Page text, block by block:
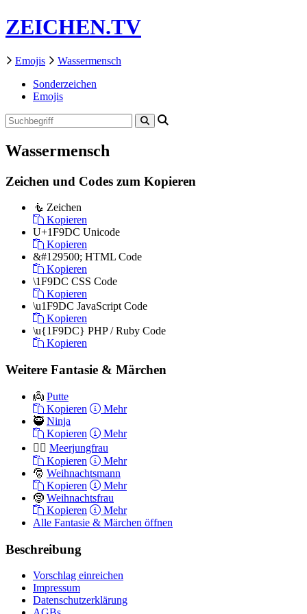
ZEICHEN.TV
Emojis
Wassermensch
Sonderzeichen
Emojis
Wassermensch
Zeichen und Codes zum Kopieren
🧜 Zeichen
Kopieren
U+1F9DC Unicode
Kopieren
&#129500; HTML Code
Kopieren
\1F9DC CSS Code
Kopieren
\u1F9DC JavaScript Code
Kopieren
\u{1F9DC} PHP / Ruby Code
Kopieren
Weitere Fantasie & Märchen
👼 Putte
Kopieren
Mehr
🥷 Ninja
Kopieren
Mehr
🧜‍♀️ Meerjungfrau
Kopieren
Mehr
🎅 Weihnachtsmann
Kopieren
Mehr
🤶 Weihnachtsfrau
Kopieren
Mehr
Alle Fantasie & Märchen öffnen
Beschreibung
Vorschlag einreichen
Impressum
Datenschutzerklärung